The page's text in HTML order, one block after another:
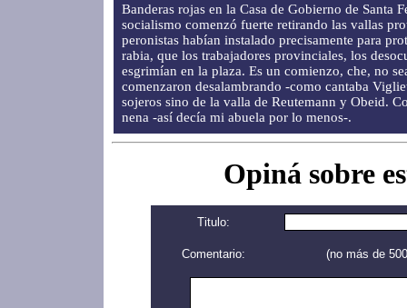
Banderas rojas en la Casa de Gobierno de Santa
socialismo comenzó fuerte retirando las vallas
peronistas habían instalado precisamente para
rabia, que los trabajadores provinciales, los
esgrimían en la plaza. Es un comienzo, che, no
comenzaron desalambrando -como cantaba
sojeros sino de la valla de Reutemann y Obeid.
nena -así decía mi abuela por lo menos-.
Opiná sobre
Titulo:
Comentario: (no más de